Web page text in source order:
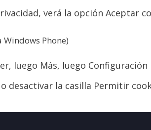
verá la opción Aceptar
Phone)
luego Más, luego Configuración
desactivar la casilla Permitir